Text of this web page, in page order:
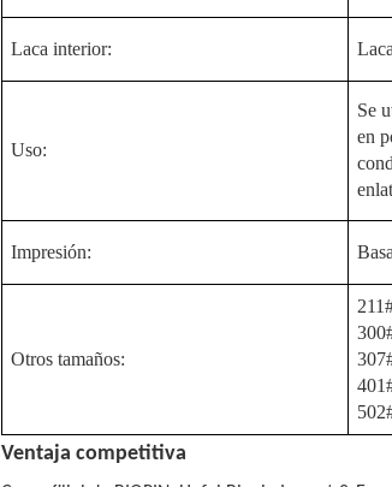
Laca interior:
Uso:
Se
en
Impresión:
Otros tamaños:
Ventaja competitiva